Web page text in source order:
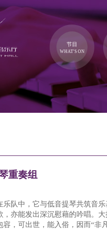
节目
WHAT'S ON
重奏组
乐队中，它与低音提琴共筑音
，亦能发出深沉慰藉的吟唱。
，可出世，能入俗，因而“非